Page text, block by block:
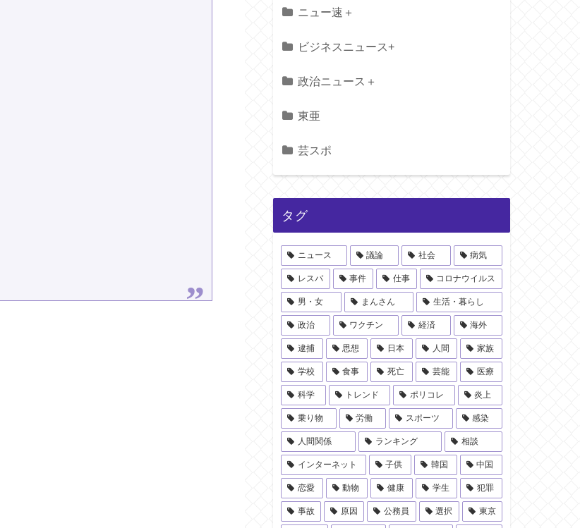
ニュー速＋
ビジネスニュース+
政治ニュース＋
東亜
芸スポ
タグ
ニュース 議論 社会 病気
レスバ 事件 仕事 コロナウイルス
男・女 まんさん 生活・暮らし
政治 ワクチン 経済 海外
逮捕 思想 日本 人間 家族
学校 食事 死亡 芸能 医療
科学 トレンド ポリコレ 炎上
乗り物 労働 スポーツ 感染
人間関係 ランキング 相談
インターネット 子供 韓国 中国
恋愛 動物 健康 学生 犯罪
事故 原因 公務員 選択 東京